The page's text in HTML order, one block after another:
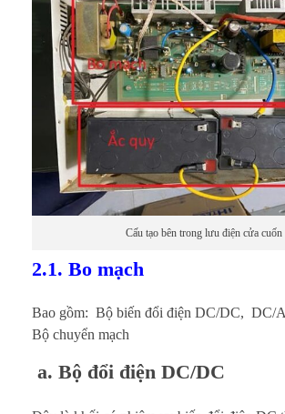
Cấu tạo bên trong lưu điện cửa cuốn
2.1. Bo mạch
Bao gồm: Bộ biến đổi điện DC/DC, DC/
Bộ chuyển mạch
a. Bộ đổi điện DC/DC